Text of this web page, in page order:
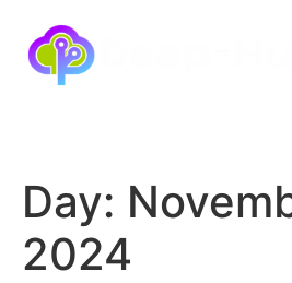
Day:
2024